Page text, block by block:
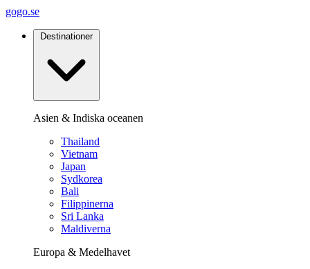
gogo.se
Destinationer
Asien & Indiska oceanen
Thailand
Vietnam
Japan
Sydkorea
Bali
Filippinerna
Sri Lanka
Maldiverna
Europa & Medelhavet